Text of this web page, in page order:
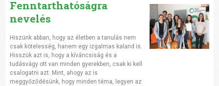
Fenntarthatóságra
nevelés
Hiszünk abban, hogy az életben a tanulás nem
csak kötelesség, hanem egy izgalmas kaland is.
Hisszük azt is, hogy a kíváncsiság és a
tudásvágy ott van minden gyerekben, csak ki kell
csalogatni azt. Mint, ahogy az is
meggyőződésünk, hogy minden téma, legyen az